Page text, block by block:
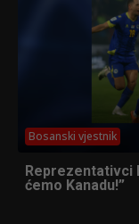
Bosanski vjestnik
Reprezentativci
ćemo Kanadu!”